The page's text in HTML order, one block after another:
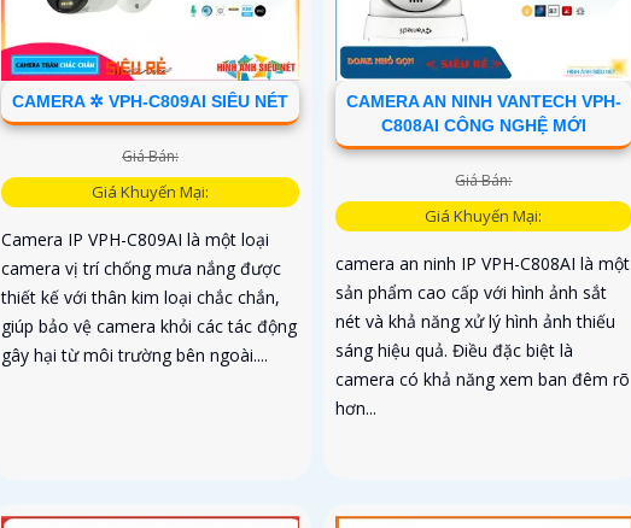
CAMERA ✲ VPH-C809AI SIÊU NÉT
Giá Bán:
Giá Khuyến Mại:
Camera IP VPH-C809AI là một loại
camera vị trí chống mưa nắng được
thiết kế với thân kim loại chắc chắn,
giúp bảo vệ camera khỏi các tác động
gây hại từ môi trường bên ngoài....
CAMERA AN NINH VANTECH VPH-
C808AI CÔNG NGHỆ MỚI
Giá Bán:
Giá Khuyến Mại:
camera an ninh IP VPH-C808AI là một
sản phẩm cao cấp với hình ảnh sắt
nét và khả năng xử lý hình ảnh thiếu
sáng hiệu quả. Điều đặc biệt là
camera có khả năng xem ban đêm rõ
hơn...